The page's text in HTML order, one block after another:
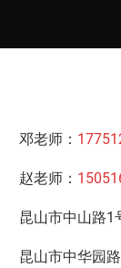
邓老师：
赵老师：
昆山市中山路1
昆山市中华园